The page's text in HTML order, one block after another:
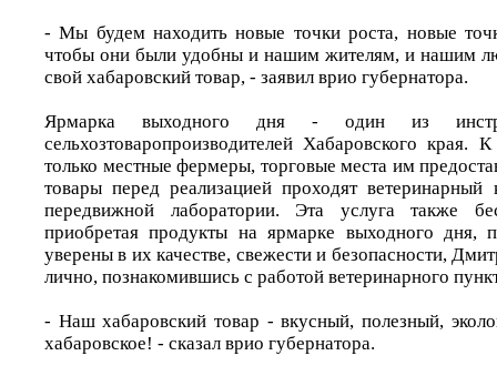
- Мы будем находить новые точки роста, новые
чтобы они были удобны и нашим жителям, и нашим
свой хабаровский товар, - заявил врио губернатора.
Ярмарка выходного дня - один из
сельхозтоваропроизводителей Хабаровского края.
только местные фермеры, торговые места им
товары перед реализацией проходят
передвижной лаборатории. Эта услуга также
приобретая продукты на ярмарке выходного дня,
уверены в их качестве, свежести и безопасности,
лично, познакомившись с работой ветеринарного
- Наш хабаровский товар - вкусный, полезный,
хабаровское! - сказал врио губернатора.